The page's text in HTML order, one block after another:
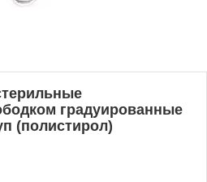
градуированные
(полистирол)